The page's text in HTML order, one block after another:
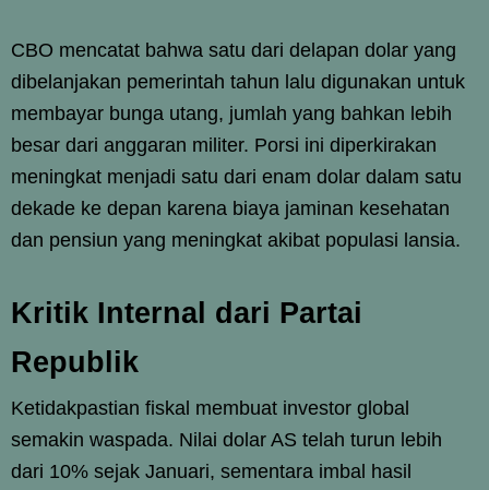
CBO mencatat bahwa satu dari delapan dolar yang
dibelanjakan pemerintah tahun lalu digunakan untuk
membayar bunga utang, jumlah yang bahkan lebih
besar dari anggaran militer. Porsi ini diperkirakan
meningkat menjadi satu dari enam dolar dalam satu
dekade ke depan karena biaya jaminan kesehatan
dan pensiun yang meningkat akibat populasi lansia.
Kritik Internal dari Partai
Republik
Ketidakpastian fiskal membuat investor global
semakin waspada. Nilai dolar AS telah turun lebih
dari 10% sejak Januari, sementara imbal hasil